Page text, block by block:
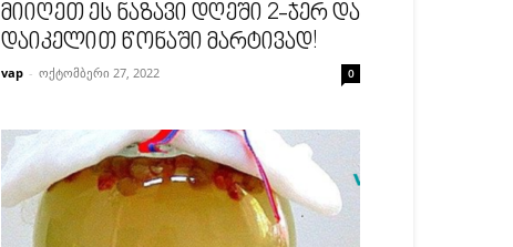
მიიღეთ ეს ნაზავი დღეში 2-ჯერ და
დაიკელით წონაში მარტივად!
vap - ოქტომბერი 27, 2022 0